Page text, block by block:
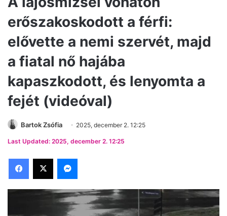
erőszakoskodott a férfi:
elővette a nemi szervét, majd
a fiatal nő hajába
kapaszkodott, és lenyomta a
fejét (videóval)
Bartok Zsófia 2025, december 2. 12:25
Last Updated: 2025, december 2. 12:25
Facebook
X Messenger